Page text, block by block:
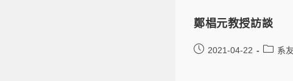
鄭椙元教授訪談
2021-04-22 系